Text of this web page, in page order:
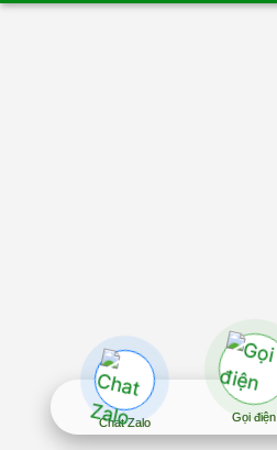
Chat Zalo Gọi điện